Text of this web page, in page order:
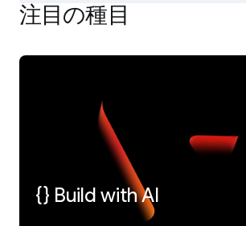
注目の種目
{} Build with AI